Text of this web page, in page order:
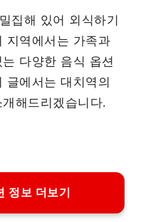
집해 있어 외식하기
지역에서는 가족과
다양한 음식 옵션
글에서는 대치역의
해드리겠습니다.
정보 더보기